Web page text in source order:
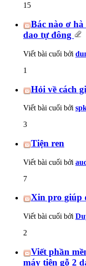
15
Bác nào ơ
dao tự đông
Viết bài cuối bởi
1
Hỏi về cách
Viết bài cuối bởi
3
Tiện ren
Viết bài cuối bởi
7
Xin pro giúp
Viết bài cuối bởi
2
Viết phần
máy tiện gỗ 2